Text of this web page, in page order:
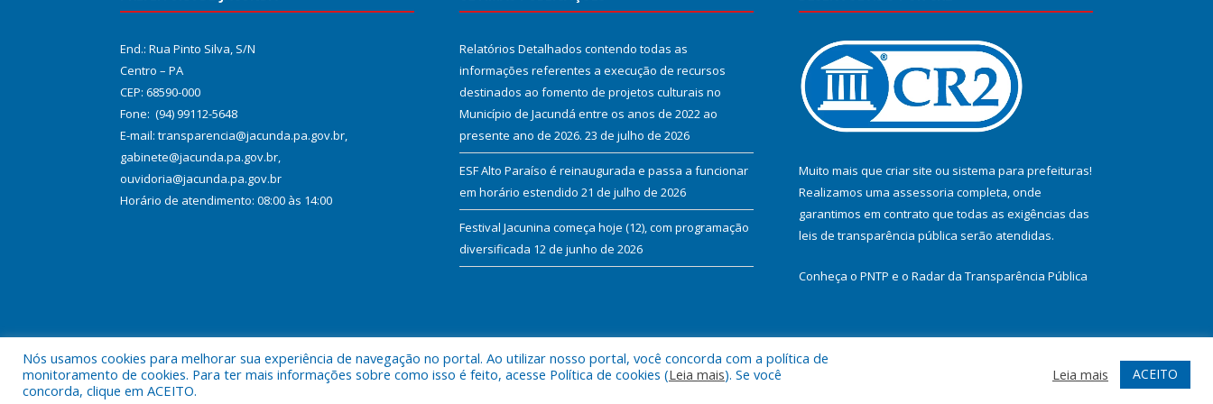
End.: Rua Pinto Silva, S/N
Centro – PA
CEP: 68590-000
Fone: (94) 99112-5648
E-mail: transparencia@jacunda.pa.gov.br,
gabinete@jacunda.pa.gov.br,
ouvidoria@jacunda.pa.gov.br
Horário de atendimento: 08:00 às 14:00
Relatórios Detalhados contendo todas as
informações referentes a execução de recursos
destinados ao fomento de projetos culturais no
Município de Jacundá entre os anos de 2022 ao
presente ano de 2026. 23 de julho de 2026
ESF Alto Paraíso é reinaugurada e passa a funcionar
em horário estendido 21 de julho de 2026
Festival Jacunina começa hoje (12), com programação
diversificada 12 de junho de 2026
Muito mais que criar site ou sistema para prefeituras!
Realizamos uma assessoria completa, onde
garantimos em contrato que todas as exigências das
leis de transparência pública serão atendidas.
Conheça o PNTP e o Radar da Transparência Pública
Todos os direitos reservados a Prefeitura Municipal de Jacundá. Mapa do Site Acessar Webmail
Nós usamos cookies para melhorar sua experiência de navegação no portal. Ao utilizar nosso portal, você concorda com a política de
monitoramento de cookies. Para ter mais informações sobre como isso é feito, acesse Política de cookies (Leia mais). Se você
concorda, clique em ACEITO.
Leia mais ACEITO